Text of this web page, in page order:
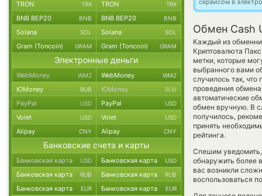
сервисом в
Обмен Cash
Каждый из
Криптовалюта
метки, которые
выбранного вами
случилось так,
проведения
автоматические
обмен вручную. В
получилось,
принять
рейтинга.
Спешим
обнаружить более
вас возникли
воспользоваться
TRON TRX TRON TRX
BNB BEP20 BNB BNB BEP20 BNB
Solana SOL Solana SOL
Gram (Toncoin) GRAM Gram (Toncoin) GRAM
Электронные деньги
WebMoney WMZ WebMoney WMZ
ЮMoney RUB ЮMoney RUB
PayPal USD PayPal USD
Volet USD Volet USD
Alipay CNY Alipay CNY
Банковские счета и карты
Банковская карта USD Банковская карта USD
Банковская карта RUB Банковская карта RUB
Банковская карта EUR Банковская карта EUR